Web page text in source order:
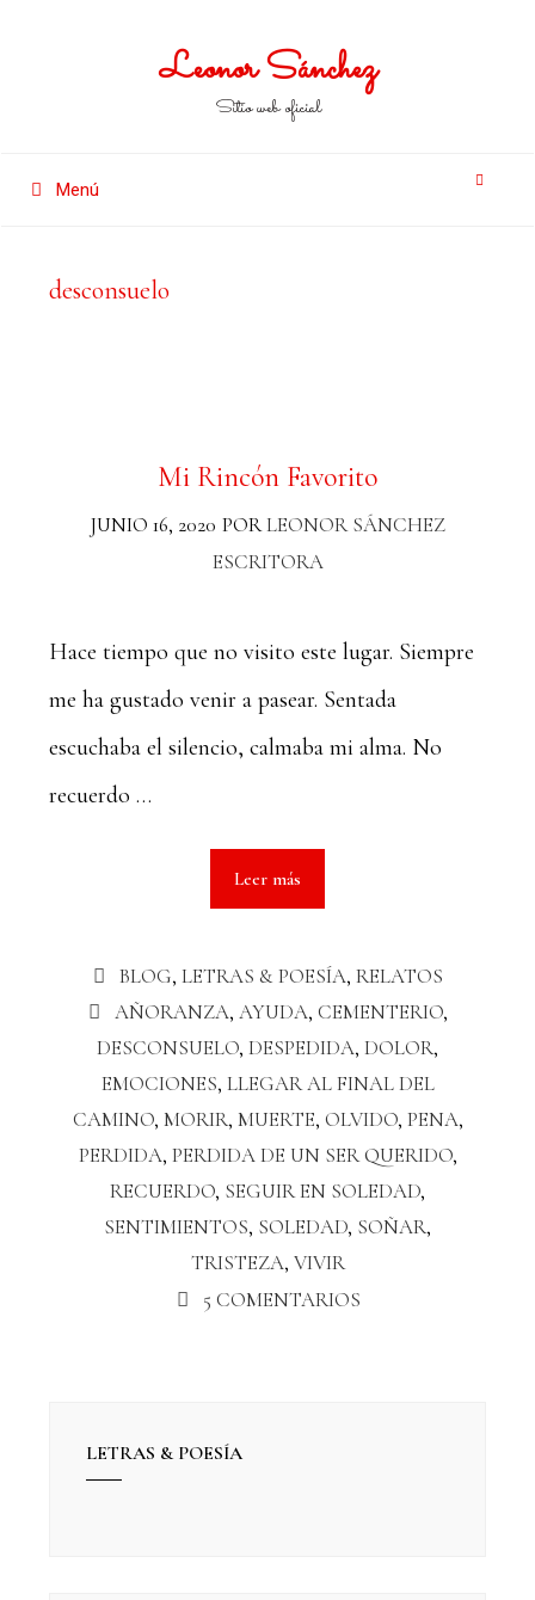
Leonor Sánchez
Sitio web oficial
Menú
desconsuelo
Mi Rincón Favorito
JUNIO 16, 2020 PORLEONOR SÁNCHEZ
ESCRITORA
Hace tiempo que no visito este lugar. Siempre
me ha gustado venir a pasear. Sentada
escuchaba el silencio, calmaba mi alma. No
recuerdo …
Leer más
BLOG,LETRAS & POESÍA,RELATOS
AÑORANZA,AYUDA,CEMENTERIO,
DESCONSUELO, DESPEDIDA, DOLOR,
EMOCIONES, LLEGAR AL FINAL DEL
CAMINO, MORIR, MUERTE, OLVIDO, PENA,
PERDIDA, PERDIDA DE UN SER QUERIDO,
RECUERDO, SEGUIR EN SOLEDAD,
SENTIMIENTOS, SOLEDAD, SOÑAR,
TRISTEZA, VIVIR
5 COMENTARIOS
LETRAS & POESÍA